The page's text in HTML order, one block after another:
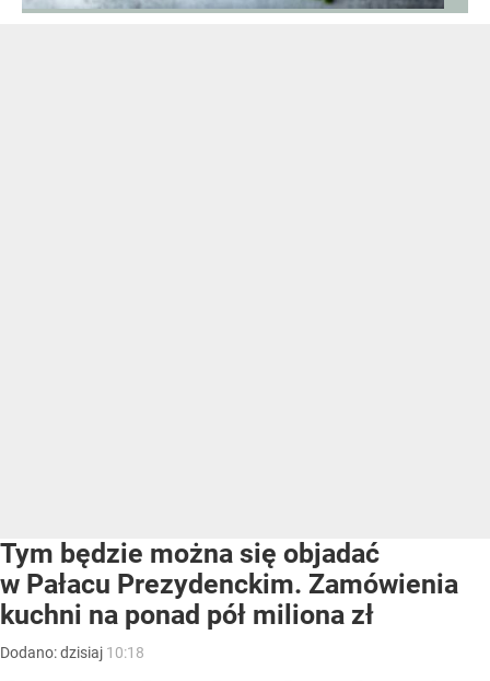
Tym będzie można się objadać
w Pałacu Prezydenckim. Zamówienia
kuchni na ponad pół miliona zł
Dodano:dzisiaj 10:18